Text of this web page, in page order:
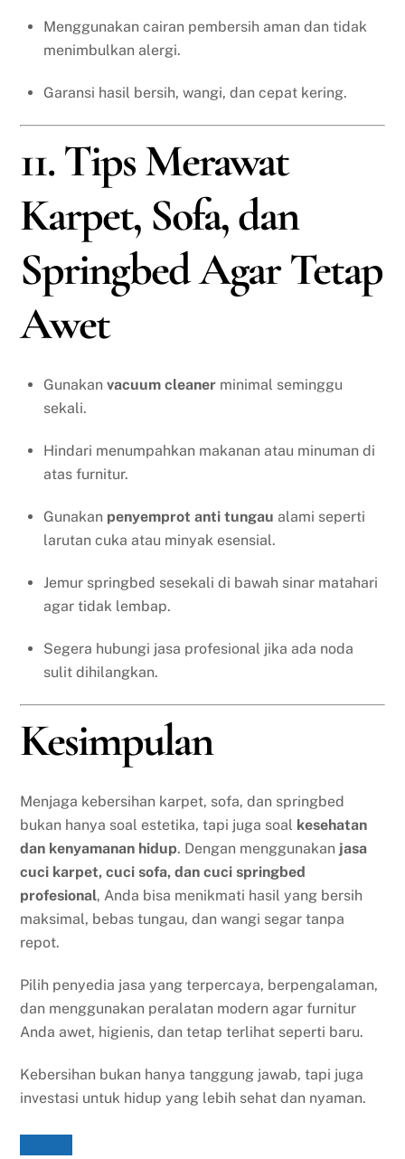
Menggunakan cairan pembersih aman dan tidak
menimbulkan alergi.
Garansi hasil bersih, wangi, dan cepat kering.
11. Tips Merawat
Karpet, Sofa, dan
Springbed Agar Tetap
Awet
Gunakan vacuum cleaner minimal seminggu
sekali.
Hindari menumpahkan makanan atau minuman di
atas furnitur.
Gunakan penyemprot anti tungau alami seperti
larutan cuka atau minyak esensial.
Jemur springbed sesekali di bawah sinar matahari
agar tidak lembap.
Segera hubungi jasa profesional jika ada noda
sulit dihilangkan.
Kesimpulan
Menjaga kebersihan karpet, sofa, dan springbed
bukan hanya soal estetika, tapi juga soal kesehatan
dan kenyamanan hidup. Dengan menggunakan jasa
cuci karpet, cuci sofa, dan cuci springbed
profesional, Anda bisa menikmati hasil yang bersih
maksimal, bebas tungau, dan wangi segar tanpa
repot.
Pilih penyedia jasa yang terpercaya, berpengalaman,
dan menggunakan peralatan modern agar furnitur
Anda awet, higienis, dan tetap terlihat seperti baru.
Kebersihan bukan hanya tanggung jawab, tapi juga
investasi untuk hidup yang lebih sehat dan nyaman.